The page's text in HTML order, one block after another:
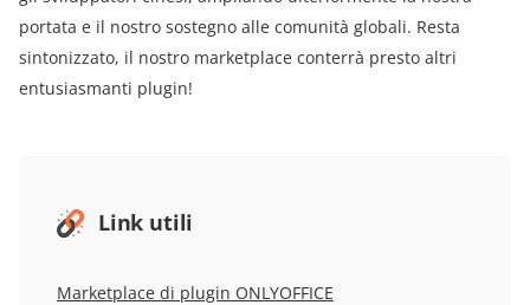
portata e il nostro sostegno alle comunità globali. Resta
sintonizzato, il nostro marketplace conterrà presto altri
entusiasmanti plugin!
Link utili
Marketplace di plugin ONLYOFFICE